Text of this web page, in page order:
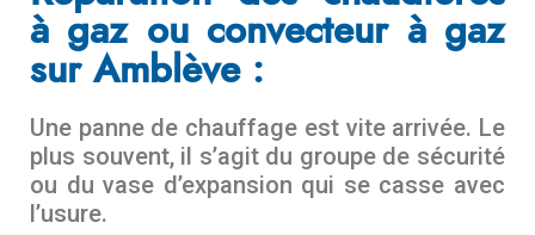
à gaz ou convecteur à gaz
sur Amblève :
Une panne de chauffage est vite arrivée. Le
plus souvent, il s’agit du groupe de sécurité
ou du vase d’expansion qui se casse avec
l’usure.